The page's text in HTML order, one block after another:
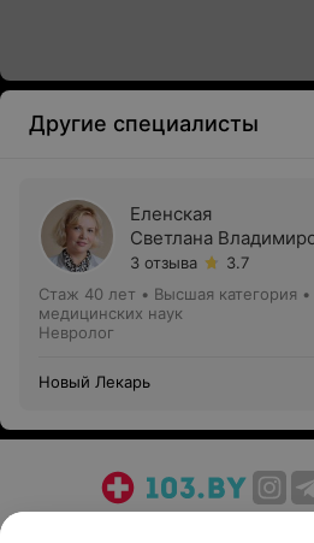
Другие специалисты
Еленская
Светлана
3 отзыва
3.7
Стаж 40 лет • Высшая категория •
медицинских наук
Невролог
Новый Лекарь